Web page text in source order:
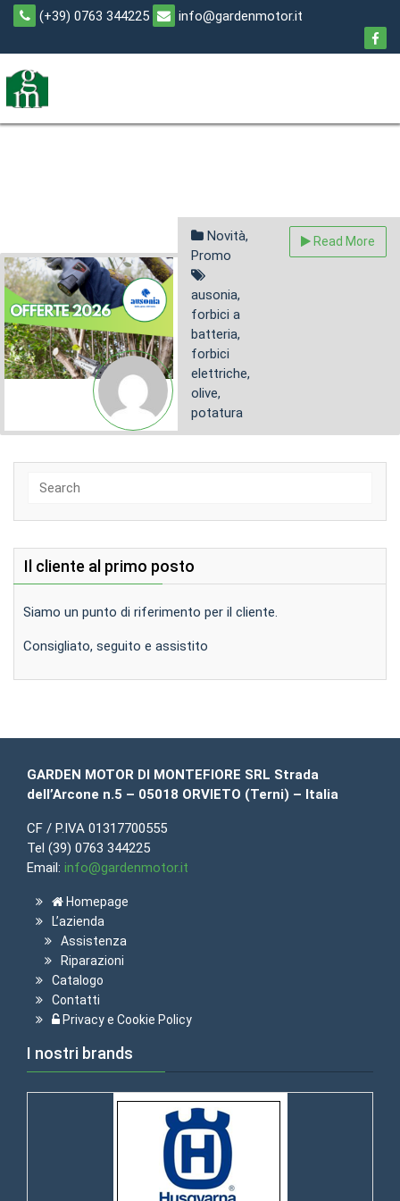
Skip
(+39) 0763 344225 info@gardenmotor.it
Potatura Ausonia
2026
Febbraio 28, 2026
Leave a Comment
Novità,
Promo
ausonia,
forbici a
batteria,
forbici
elettriche,
olive,
potatura
Read More
Search
Il cliente al primo posto
Siamo un punto di riferimento per il cliente.
Consigliato, seguito e assistito
GARDEN MOTOR DI MONTEFIORE SRL Strada
dell’Arcone n.5 – 05018 ORVIETO (Terni) – Italia
CF / P.IVA 01317700555
Tel (39) 0763 344225
Email: info@gardenmotor.it
Homepage
L’azienda
Assistenza
Riparazioni
Catalogo
Contatti
Privacy e Cookie Policy
I nostri brands